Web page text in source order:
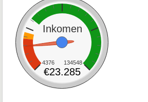
Inkomen
4376 134548
€23.285